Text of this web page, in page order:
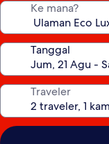
Ke mana?
Tanggal
Traveler